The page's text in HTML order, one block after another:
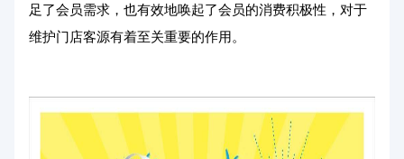
足了会员需求，也有效地唤起了会员的消费积极性，对于
维护门店客源有着至关重要的作用。